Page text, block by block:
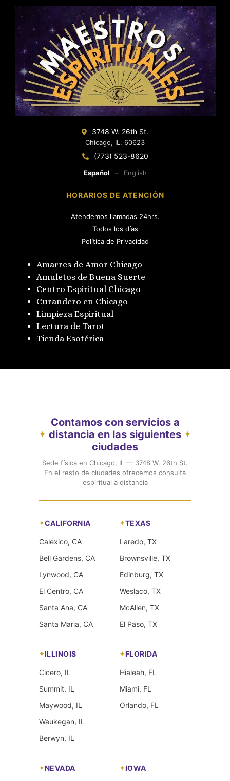
3748 W. 26th St.
Chicago, IL. 60623
(773) 523-8620
Español – English
HORARIOS DE ATENCIÓN
Atendemos llamadas 24hrs.
Todos los días
Política de Privacidad
Amarres de Amor Chicago
Amuletos de Buena Suerte
Centro Espiritual Chicago
Curandero en Chicago
Limpieza Espiritual
Lectura de Tarot
Tienda Esotérica
✦
Contamos con servicios a
distancia en las siguientes
ciudades
✦
Sede física en Chicago, IL — 3748 W. 26th St.
En el resto de ciudades ofrecemos consulta
espiritual a distancia
CALIFORNIA
Calexico, CA
Bell Gardens, CA
Lynwood, CA
El Centro, CA
Santa Ana, CA
Santa Maria, CA
TEXAS
Laredo, TX
Brownsville, TX
Edinburg, TX
Weslaco, TX
McAllen, TX
El Paso, TX
ILLINOIS
Cicero, IL
Summit, IL
Maywood, IL
Waukegan, IL
Berwyn, IL
FLORIDA
Hialeah, FL
Miami, FL
Orlando, FL
NEVADA IOWA